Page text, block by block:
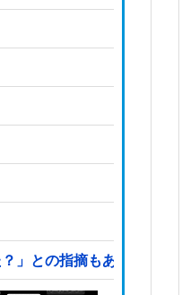
」との指摘もあるが……他